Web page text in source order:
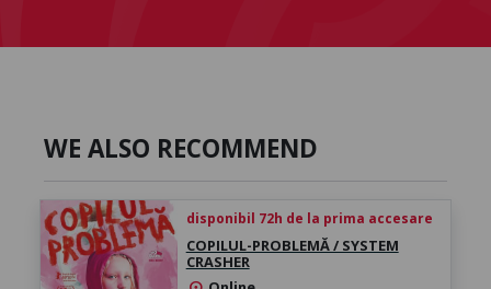
WE ALSO RECOMMEND
disponibil 72h de la prima accesare
COPILUL-PROBLEMĂ / SYSTEM
CRASHER